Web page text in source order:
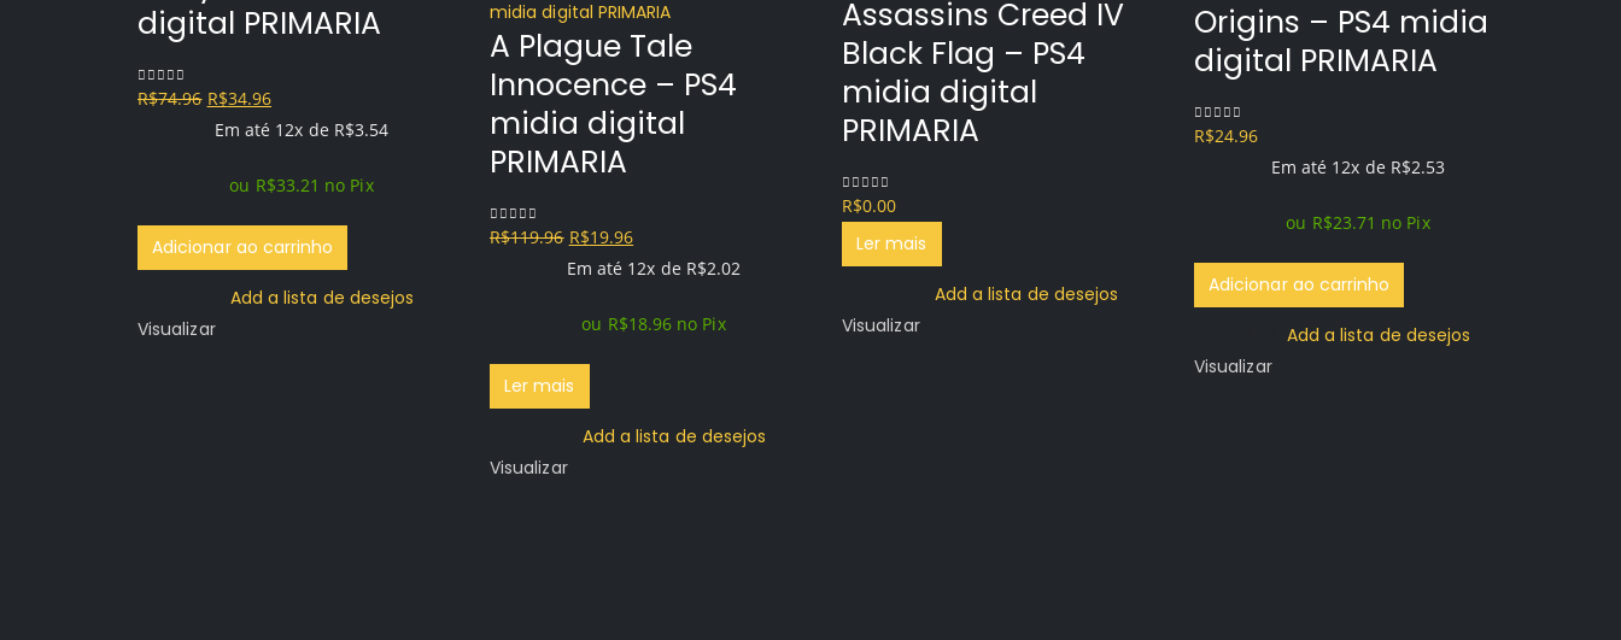
digital PRIMARIA
0out of 5
R$74.96 O
preço
era:
R$74.96.
R$34.96O
preço
é:
R$34.96.
Em até 12x de R$3.54
ou R$33.21 no Pix
Adicionar ao carrinho
Add a lista de desejos
Visualizar
A Plague Tale
Innocence – PS4
midia digital
PRIMARIA
0out of 5
R$119.96 O
preço
era:
R$119.96.
R$19.96O
preço
é:
Em até 12x de R$2.02
ou R$18.96 no Pix
Ler mais
Add a lista de desejos
Visualizar
Assassins Creed IV
Black Flag – PS4
midia digital
PRIMARIA
0out of 5
R$0.00
Ler mais
Add a lista de desejos
Visualizar
Origins – PS4 midia
digital PRIMARIA
0out of 5
R$24.96
Em até 12x de R$2.53
ou R$23.71 no Pix
Adicionar ao carrinho
Add a lista de desejos
Visualizar